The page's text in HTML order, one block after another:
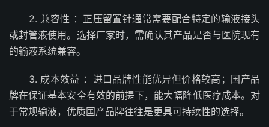
2. 兼容性 ：正压留置针通常需要配合特定的输液接头
或封管液使用。选择厂家时，需确认其产品是否与医院现有
的输液系统兼容。
3. 成本效益 ：进口品牌性能优异但价格较高；国产品
牌在保证基本安全有效的前提下，能大幅降低医疗成本。对
于常规输液，优质国产品牌往往是更具可持续性的选择。